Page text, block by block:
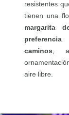
resistentes
tienen una
margarita
caminos ,
aire libre.